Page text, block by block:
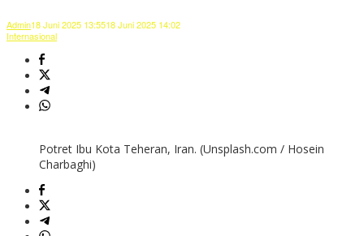
Admin18 Juni 2025 13:5518 Juni 2025 14:02
Internasional
Potret Ibu Kota Teheran, Iran. (Unsplash.com / Hosein
Charbaghi)